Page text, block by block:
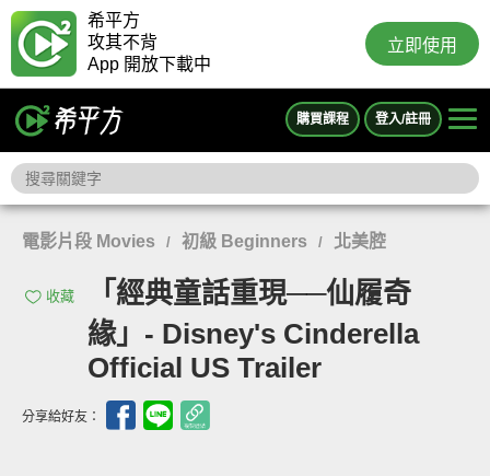
希平方
攻其不背
App 開放下載中
立即使用
購買課程 登入/註冊
電影片段 Movies / 初級 Beginners / 北美腔
收藏
「經典童話重現──仙履奇
緣」- Disney's Cinderella
Official US Trailer
分享給好友：